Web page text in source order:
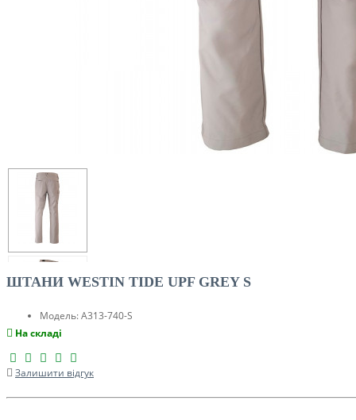
ШТАНИ WESTIN TIDE UPF GREY S
Модель:A313-740-S
На складі
Залишити відгук